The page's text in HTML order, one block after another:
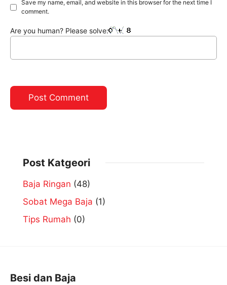
Save my name, email, and website in this browser for the next time I
comment.
Are you human? Please solve:
Post Katgeori
Baja Ringan (48)
Sobat Mega Baja (1)
Tips Rumah (0)
Besi dan Baja